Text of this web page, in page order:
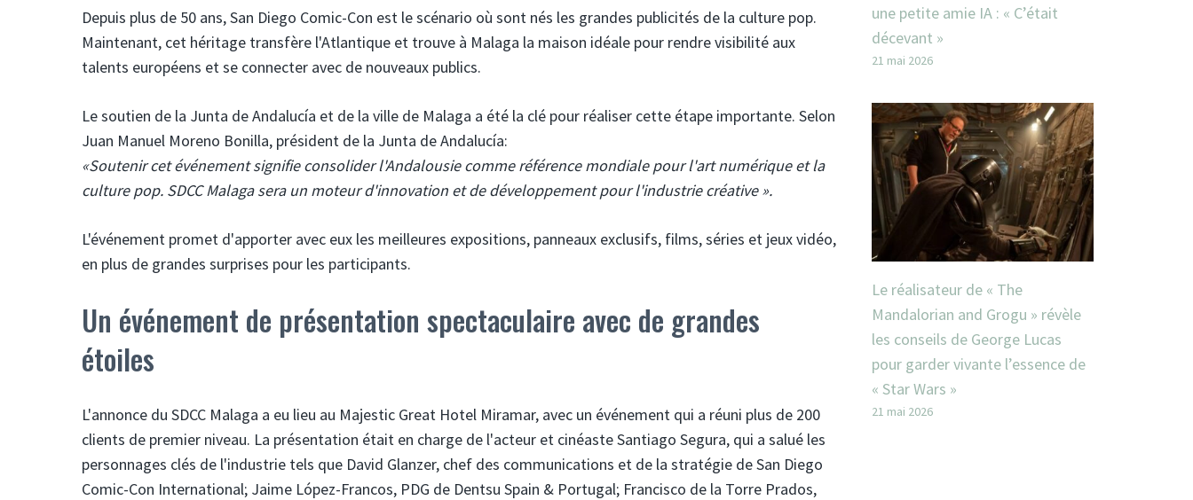
Depuis plus de 50 ans, San Diego Comic-Con est le scénario où sont nés les grandes publicités de la culture pop.
Maintenant, cet héritage transfère l'Atlantique et trouve à Malaga la maison idéale pour rendre visibilité aux
talents européens et se connecter avec de nouveaux publics.
Le soutien de la Junta de Andalucía et de la ville de Malaga a été la clé pour réaliser cette étape importante. Selon
Juan Manuel Moreno Bonilla, président de la Junta de Andalucía:
«Soutenir cet événement signifie consolider l'Andalousie comme référence mondiale pour l'art numérique et la
culture pop. SDCC Malaga sera un moteur d'innovation et de développement pour l'industrie créative ».
L'événement promet d'apporter avec eux les meilleures expositions, panneaux exclusifs, films, séries et jeux vidéo,
en plus de grandes surprises pour les participants.
Un événement de présentation spectaculaire avec de grandes
étoiles
L'annonce du SDCC Malaga a eu lieu au Majestic Great Hotel Miramar, avec un événement qui a réuni plus de 200
clients de premier niveau. La présentation était en charge de l'acteur et cinéaste Santiago Segura, qui a salué les
personnages clés de l'industrie tels que David Glanzer, chef des communications et de la stratégie de San Diego
Comic-Con International; Jaime López-Francos, PDG de Dentsu Spain & Portugal; Francisco de la Torre Prados,
une petite amie IA : « C’était
décevant »
21 mai 2026
Le réalisateur de « The
Mandalorian and Grogu » révèle
les conseils de George Lucas
pour garder vivante l’essence de
« Star Wars »
21 mai 2026